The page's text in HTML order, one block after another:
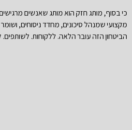
כי בסוף, מותג חזק הוא מותג שאנשים
מקצועי שמנהל סיכונים, מחדד ניסוחים,
הביטחון הזה עובר הלאה. ללקוחות. לשותפים.